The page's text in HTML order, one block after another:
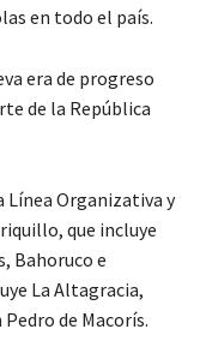
en todo el país.
era de progreso
de la República
Línea Organizativa y
que incluye
Bahoruco e
La Altagracia,
de Macorís.